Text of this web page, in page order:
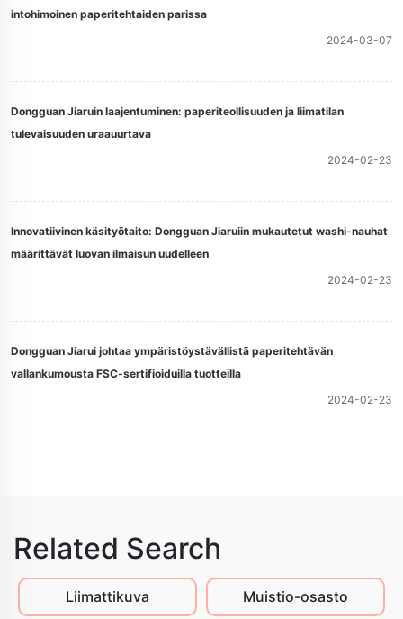
intohimoinen paperitehtaiden parissa
2024-03-07
Dongguan Jiaruin laajentuminen: paperiteollisuuden ja liimatilan
tulevaisuuden uraauurtava
2024-02-23
Innovatiivinen käsityötaito: Dongguan Jiaruiin mukautetut washi-nauhat
määrittävät luovan ilmaisun uudelleen
2024-02-23
Dongguan Jiarui johtaa ympäristöystävällistä paperitehtävän
vallankumousta FSC-sertifioiduilla tuotteilla
2024-02-23
Related Search
Liimattikuva Muistio-osasto